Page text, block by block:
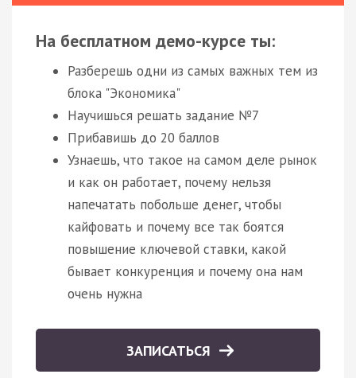
На бесплатном демо-курсе ты:
Разберешь одни из самых важных тем из
блока "Экономика"
Научишься решать задание №7
Прибавишь до 20 баллов
Узнаешь, что такое на самом деле рынок
и как он работает, почему нельзя
напечатать побольше денег, чтобы
кайфовать и почему все так боятся
повышение ключевой ставки, какой
бывает конкуренция и почему она нам
очень нужна
ЗАПИСАТЬСЯ